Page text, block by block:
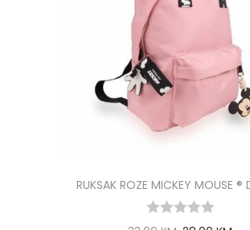
RUKSAK ROZE MICKEY MOUSE ®